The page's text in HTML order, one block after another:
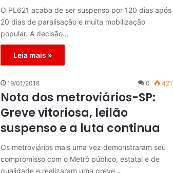
O PL621 acaba de ser suspenso por 120 dias após
20 dias de paralisação e muita mobilização
popular. A decisão…
Leia mais »
19/01/2018 0 421
Nota dos metroviários-SP:
Greve vitoriosa, leilão
suspenso e a luta continua
Os metroviários mais uma vez demonstraram seu
compromisso com o Metrô público, estatal e de
qualidade e realizaram uma greve…